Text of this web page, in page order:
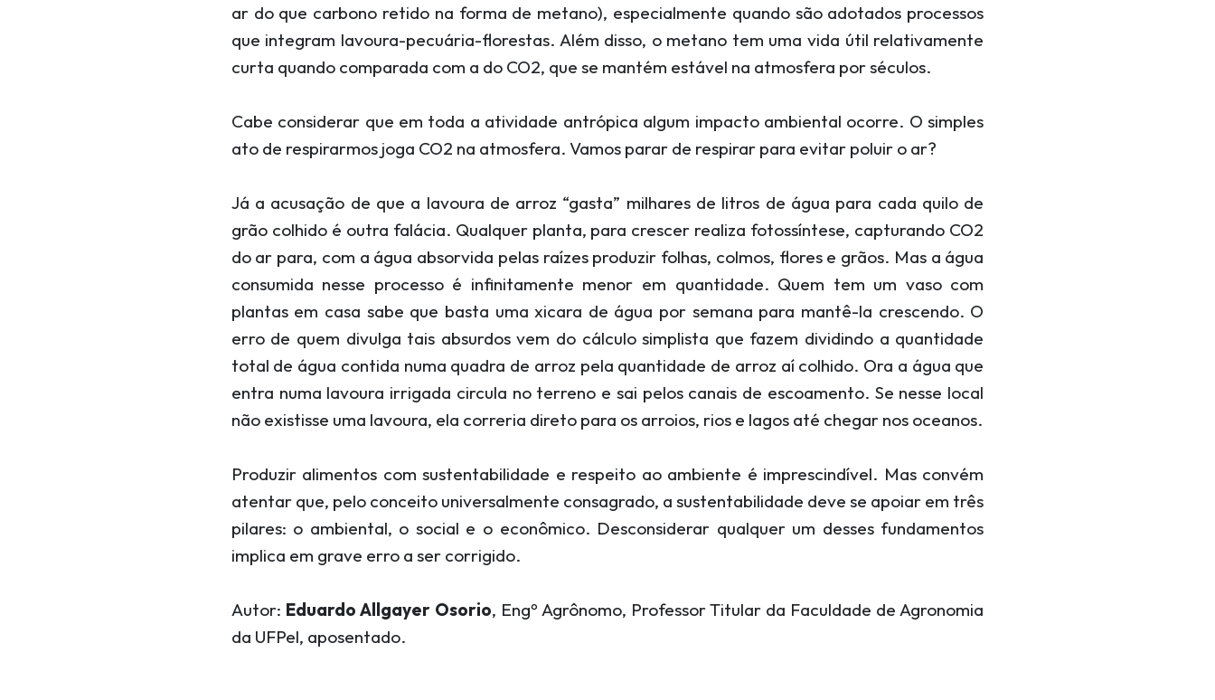
ar do que carbono retido na forma de metano), especialmente quando são adotados processos
que integram lavoura-pecuária-florestas. Além disso, o metano tem uma vida útil relativamente
curta quando comparada com a do CO2, que se mantém estável na atmosfera por séculos.
Cabe considerar que em toda a atividade antrópica algum impacto ambiental ocorre. O simples
ato de respirarmos joga CO2 na atmosfera. Vamos parar de respirar para evitar poluir o ar?
Já a acusação de que a lavoura de arroz “gasta” milhares de litros de água para cada quilo de
grão colhido é outra falácia. Qualquer planta, para crescer realiza fotossíntese, capturando CO2
do ar para, com a água absorvida pelas raízes produzir folhas, colmos, flores e grãos. Mas a água
consumida nesse processo é infinitamente menor em quantidade. Quem tem um vaso com
plantas em casa sabe que basta uma xicara de água por semana para mantê-la crescendo. O
erro de quem divulga tais absurdos vem do cálculo simplista que fazem dividindo a quantidade
total de água contida numa quadra de arroz pela quantidade de arroz aí colhido. Ora a água que
entra numa lavoura irrigada circula no terreno e sai pelos canais de escoamento. Se nesse local
não existisse uma lavoura, ela correria direto para os arroios, rios e lagos até chegar nos oceanos.
Produzir alimentos com sustentabilidade e respeito ao ambiente é imprescindível. Mas convém
atentar que, pelo conceito universalmente consagrado, a sustentabilidade deve se apoiar em três
pilares: o ambiental, o social e o econômico. Desconsiderar qualquer um desses fundamentos
implica em grave erro a ser corrigido.
Autor: Eduardo Allgayer Osorio, Engº Agrônomo, Professor Titular da Faculdade de Agronomia
da UFPel, aposentado.